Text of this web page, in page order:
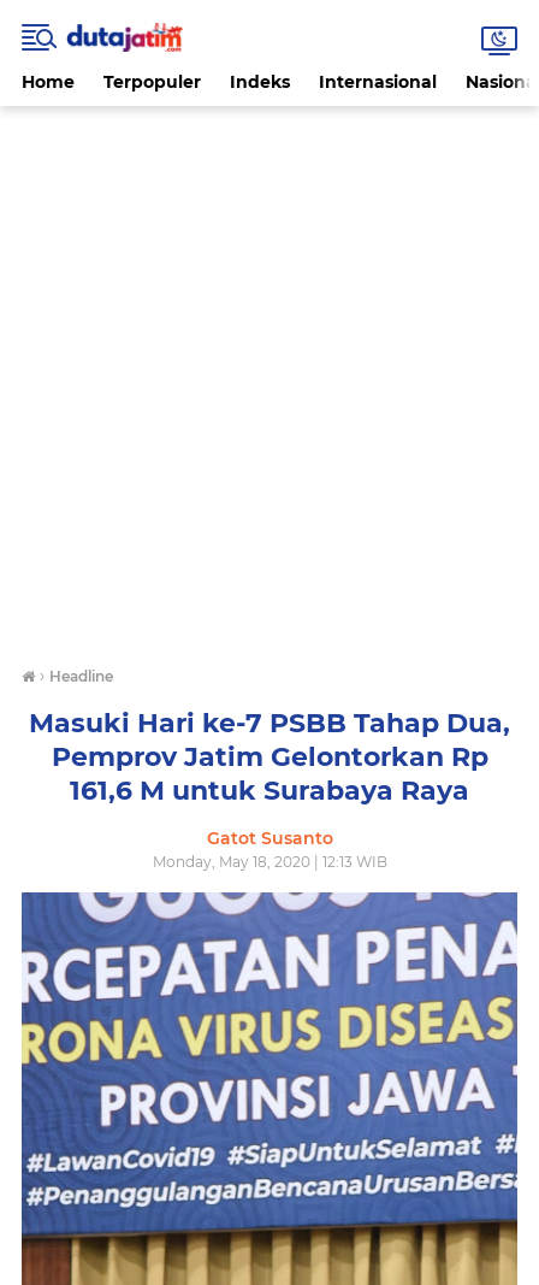
Home Terpopuler Indeks Internasional
› Headline
Masuki Hari ke-7 PSBB Tahap Dua,
Pemprov Jatim Gelontorkan Rp
161,6 M untuk Surabaya Raya
Gatot Susanto
Monday, May 18, 2020 | 12:13 WIB